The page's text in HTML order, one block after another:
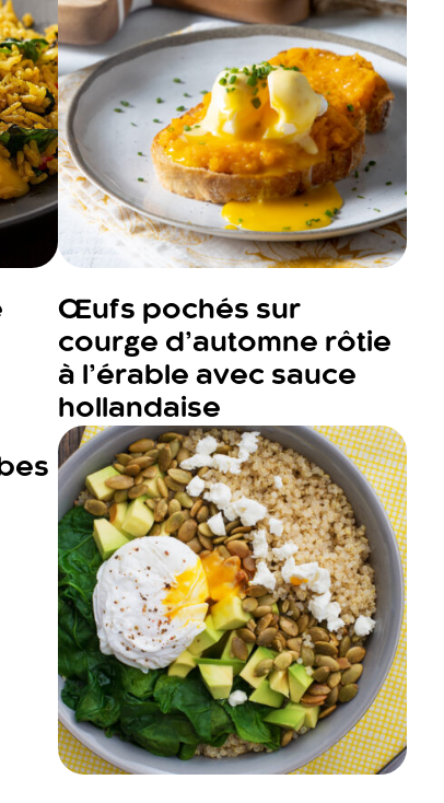
Œufs pochés sur
courge d’automne rôtie
à l’érable avec sauce
hollandaise